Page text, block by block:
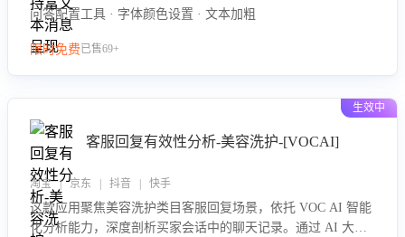
问答配置工具 · 字体颜色设置 · 文本加粗
限时免费已售69+
生效中
客服回复有效性分析-美容洗护-[VOCAI]
淘宝 | 京东 | 抖音 | 快手
这款应用聚焦美容洗护类目客服回复场景，依托 VOC AI 智能
化分析能力，深度剖析买家会话中的聊天记录。通过 AI 大模